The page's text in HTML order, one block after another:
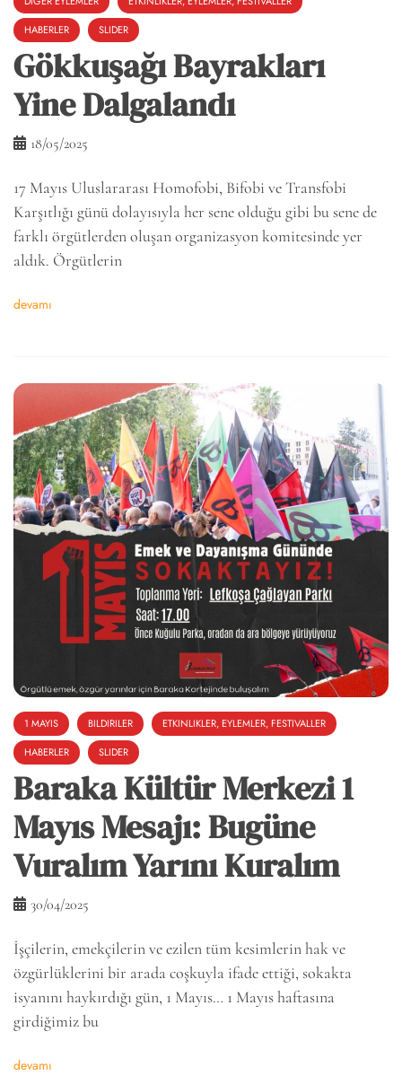
HABERLER
SLIDER
Gökkuşağı Bayrakları
Yine Dalgalandı
18/05/2025
17 Mayıs Uluslararası Homofobi, Bifobi ve Transfobi
Karşıtlığı günü dolayısıyla her sene olduğu gibi bu sene de
farklı örgütlerden oluşan organizasyon komitesinde yer
aldık. Örgütlerin
devamı
1 MAYIS BILDIRILER
ETKINLIKLER, EYLEMLER, FESTIVALLER
HABERLER
SLIDER
Baraka Kültür Merkezi 1
Mayıs Mesajı: Bugüne
Vuralım Yarını Kuralım
30/04/2025
İşçilerin, emekçilerin ve ezilen tüm kesimlerin hak ve
özgürlüklerini bir arada coşkuyla ifade ettiği, sokakta
isyanını haykırdığı gün, 1 Mayıs… 1 Mayıs haftasına
girdiğimiz bu
devamı